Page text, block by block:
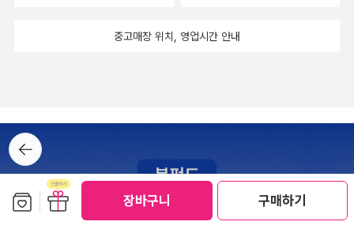
장바구니 구매하기
효석문학상 수상작품집》 수록 자선작〈재활하고 사랑하는〉 ………
2014년 동아일보 신춘문예 당선작
뒤로가
기
중고매장 위치, 영업시간 안내